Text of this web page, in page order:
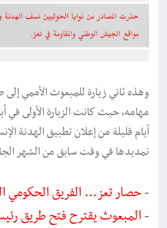
وهذه ثاني زيارة للمبعوث الأممي إلى
مهامه، حيث كانت الزيارة الأولى في
أيام قليلة من إعلان تطبيق الهدنة
تمديدها في وقت سابق من الشهر
-حصار تعز... الفريق الحكومي
-المبعوث يقترح فتح طريق